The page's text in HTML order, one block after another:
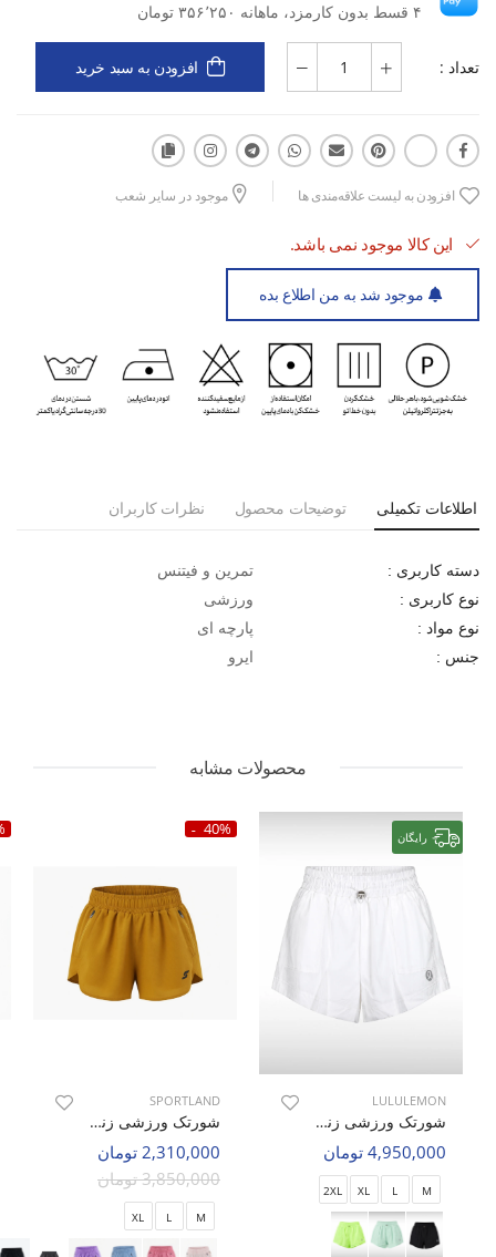
۴ قسط بدون کارمزد، ماهانه ۳۵۶٬۲۵۰ تومان
تعداد : افزودن به سبد خرید
افزودن به لیست علاقه‌مندی ها موجود در سایر شعب
این کالا موجود نمی باشد.
موجود شد به من اطلاع بده
اطلاعات تکمیلی توضیحات محصول نظرات کاربران
دسته کاربری : تمرین و فیتنس
نوع کاربری : ورزشی
نوع مواد : پارچه ای
جنس : ایرو
محصولات مشابه
رایگان
LULULEMON
شورتک ورزشی زنانه لولولمون Nova Flex W
4,950,000 تومان
M
L
XL
2XL
40%
SPORTLAND
شورتک ورزشی زنانه اسپورتلند SHIFT Motion W
2,310,000 تومان
3,850,000 تومان
M
L
XL